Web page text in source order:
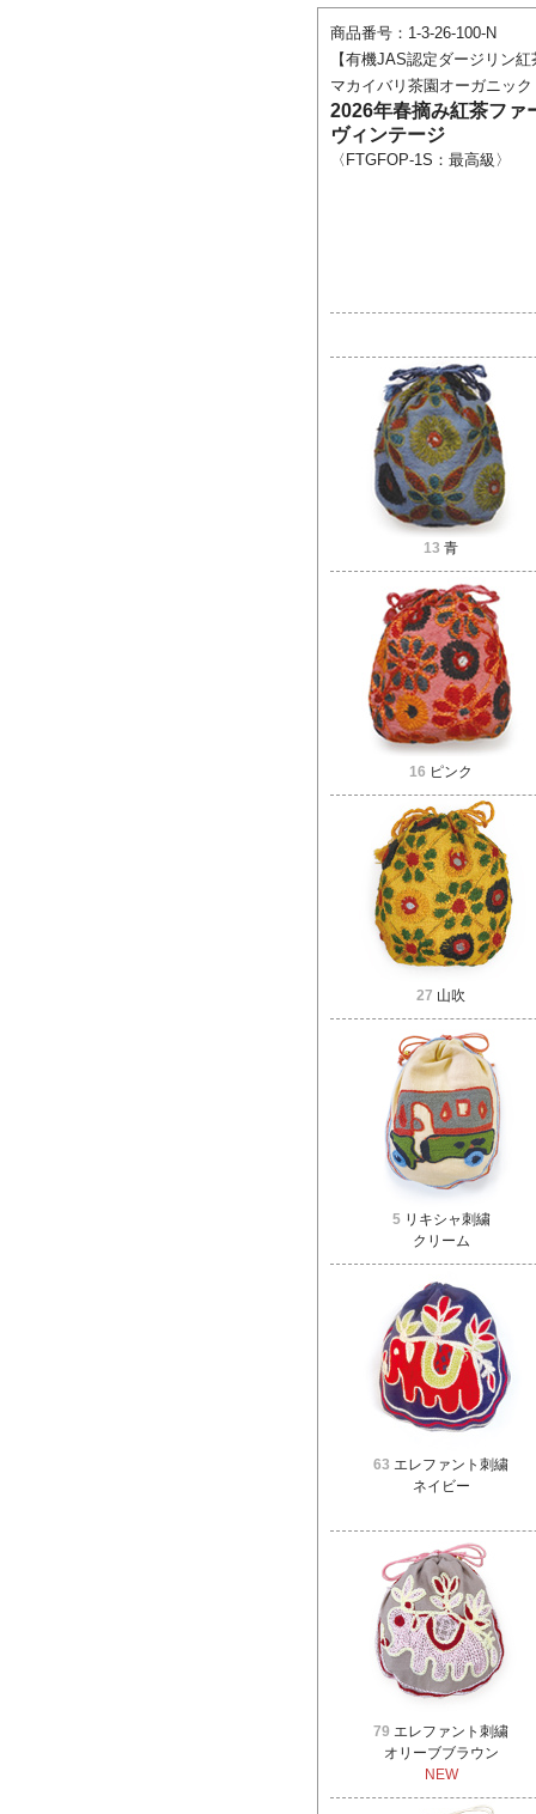
商品番号：1-3-26-100-N
【有機JAS認定ダージリン紅
マカイバリ茶園オーガニッ
2026年春摘み紅茶ファ
ヴィンテージ
〈FTGFOP-1S：最高級〉
13 青
16 ピンク
27 山吹
5 リキシャ刺繍
クリーム
63 エレファント刺繍
ネイビー
79 エレファント刺繍
オリーブブラウン
NEW